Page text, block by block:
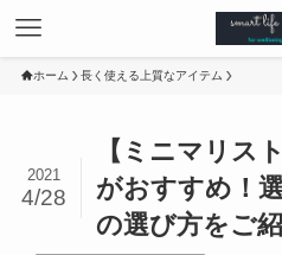
ホーム 長く使える上質なアイテム
【ミニマリス
がおすすめ！
の選び方をご
2021
4/28